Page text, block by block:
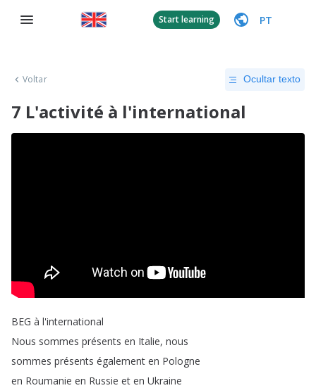
Start learning PT
Voltar Ocultar texto
7 L'activité à l'international
BEG à l'international
Nous sommes présents en Italie, nous
sommes présents également en Pologne
en Roumanie en Russie et en Ukraine